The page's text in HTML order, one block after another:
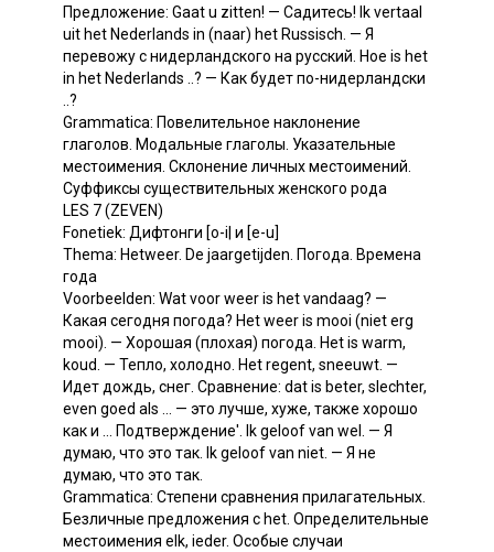
Предложение: Gaat u zitten! — Садитесь! Ik vertaal
uit het Nederlands in (naar) het Russisch. — Я
перевожу с нидерландского на русский. Ное is het
in het Nederlands ..? — Как будет по-нидерландски
..?
Grammatica: Повелительное наклонение
глаголов. Модальные глаголы. Указательные
местоимения. Склонение личных местоимений.
Суффиксы существительных женского рода
LES 7 (ZEVEN)
Fonetiek: Дифтонги [o-i| и [e-u]
Thema: Hetweer. De jaargetijden. Погода. Времена
года
Voorbeelden: Wat voor weer is het vandaag? —
Какая сегодня погода? Het weer is mooi (niet erg
mooi). — Хорошая (плохая) погода. Het is warm,
koud. — Тепло, холодно. Het regent, sneeuwt. —
Идет дождь, снег. Сравнение: dat is beter, slechter,
even goed als ... — это лучше, хуже, также хорошо
как и ... Подтверждение'. Ik geloof van wel. — Я
думаю, что это так. Ik geloof van niet. — Я не
думаю, что это так.
Grammatica: Степени сравнения прилагательных.
Безличные предложения с het. Определительные
местоимения elk, ieder. Особые случаи